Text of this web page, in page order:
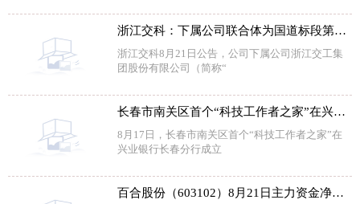
浙江交科：下属公司联合体为国道标段第一中标候选人 拟中标金额16.26亿元
浙江交科8月21日公告，公司下属公司浙江交工集
团股份有限公司（简称“
长春市南关区首个“科技工作者之家”在兴业银行长春分行成立
8月17日，长春市南关区首个“科技工作者之家”在
兴业银行长春分行成立
百合股份（603102）8月21日主力资金净买入71.23万元